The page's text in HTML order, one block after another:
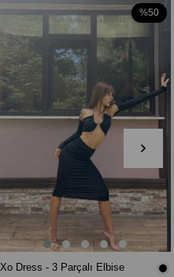
Xo Dress - 3 Parçalı Elbise
%50